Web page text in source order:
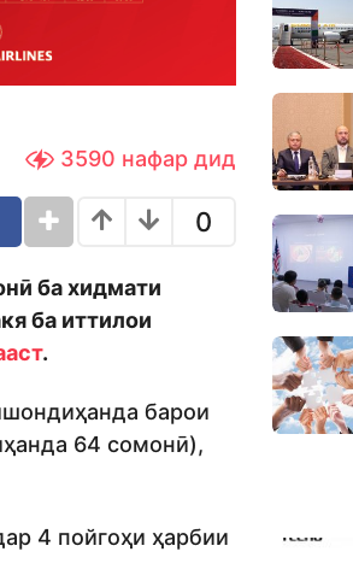
3590 нафар дид
0
ба хидмати
ба иттилои
.
барои
64 сомонӣ),
4 пойгоҳи ҳарбии